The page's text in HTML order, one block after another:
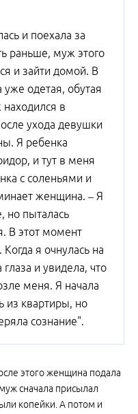
и поехала за
раньше, муж этого
и зайти домой. В
одетая, обутая
в
ухода девушки
Я ребенка
и тут в меня
с соленьями и
женщина. – Я
но пыталась
В этот момент
я очнулась на
и увидела, что
меня. Я начала
из квартиры, но
сознание".
этого женщина подала
сначала присылал
копейки. А потом и